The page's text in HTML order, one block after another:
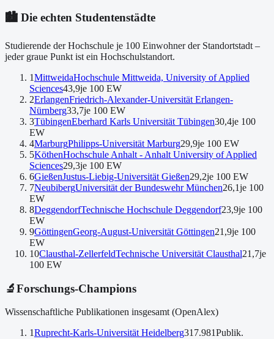
🏙️ Die echten Studentenstädte
Studierende der Hochschule je 100 Einwohner der Standortstadt –
jeder graue Punkt ist ein Hochschulstandort.
1MittweidaHochschule Mittweida, University of Applied
Sciences43,9je 100 EW
2ErlangenFriedrich-Alexander-Universität Erlangen-
Nürnberg33,7je 100 EW
3TübingenEberhard Karls Universität Tübingen30,4je 100
EW
4MarburgPhilipps-Universität Marburg29,9je 100 EW
5KöthenHochschule Anhalt - Anhalt University of Applied
Sciences29,3je 100 EW
6GießenJustus-Liebig-Universität Gießen29,2je 100 EW
7NeubibergUniversität der Bundeswehr München26,1je 100
EW
8DeggendorfTechnische Hochschule Deggendorf23,9je 100
EW
9GöttingenGeorg-August-Universität Göttingen21,9je 100
EW
10Clausthal-ZellerfeldTechnische Universität Clausthal21,7je
100 EW
🔬Forschungs-Champions
Wissenschaftliche Publikationen insgesamt (OpenAlex)
1Ruprecht-Karls-Universität Heidelberg317.981Publik.